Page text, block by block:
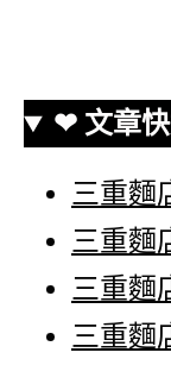
❤ 文章
三重麵
三重麵
三重麵
三重麵